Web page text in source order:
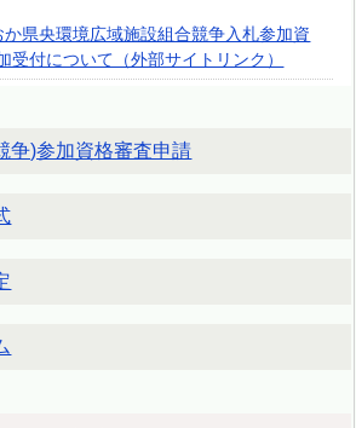
県央環境広域施設組合競争入札参加資
受付について（外部サイトリンク）
争)参加資格審査申請